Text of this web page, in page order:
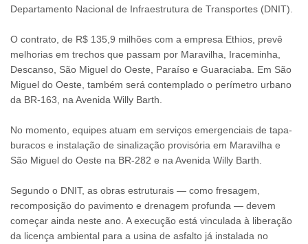
Departamento Nacional de Infraestrutura de Transportes (DNIT).
O contrato, de R$ 135,9 milhões com a empresa Ethios, prevê
melhorias em trechos que passam por Maravilha, Iraceminha,
Descanso, São Miguel do Oeste, Paraíso e Guaraciaba. Em São
Miguel do Oeste, também será contemplado o perímetro urbano
da BR-163, na Avenida Willy Barth.
No momento, equipes atuam em serviços emergenciais de tapa-
buracos e instalação de sinalização provisória em Maravilha e
São Miguel do Oeste na BR-282 e na Avenida Willy Barth.
Segundo o DNIT, as obras estruturais — como fresagem,
recomposição do pavimento e drenagem profunda — devem
começar ainda neste ano. A execução está vinculada à liberação
da licença ambiental para a usina de asfalto já instalada no